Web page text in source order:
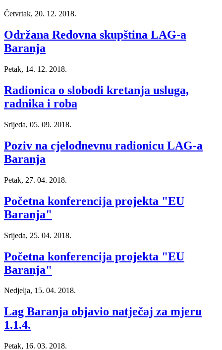
Četvrtak, 20. 12. 2018.
Održana Redovna skupština LAG-a
Baranja
Petak, 14. 12. 2018.
Radionica o slobodi kretanja usluga,
radnika i roba
Srijeda, 05. 09. 2018.
Poziv na cjelodnevnu radionicu LAG-a
Baranja
Petak, 27. 04. 2018.
Početna konferencija projekta "EU
Baranja"
Srijeda, 25. 04. 2018.
Početna konferencija projekta "EU
Baranja"
Nedjelja, 15. 04. 2018.
Lag Baranja objavio natječaj za mjeru
1.1.4.
Petak, 16. 03. 2018.